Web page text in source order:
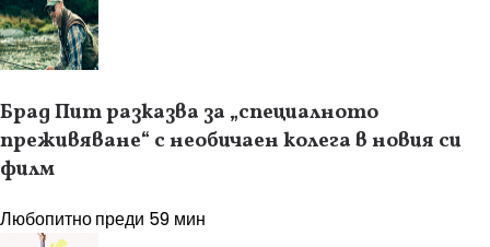
Брад Пит разказва за „специалното
преживяване“ с необичаен колега в новия си
филм
Любопитнопреди 59 мин